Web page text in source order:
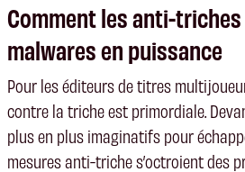
Comment les anti-
malwares en puissance
Pour les éditeurs de titres
contre la triche est primordiale.
plus en plus imaginatifs pour
mesures anti-triche s’octroient des